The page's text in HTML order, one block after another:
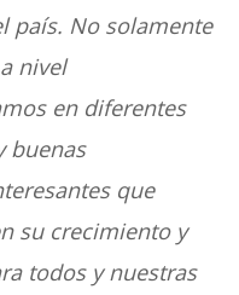
país. No solamente
nivel
en diferentes
buenas
que
su crecimiento y
todos y nuestras